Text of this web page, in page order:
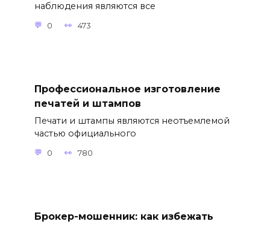
наблюдения являются все
0 473
Профессиональное изготовление
печатей и штампов
Печати и штампы являются неотъемлемой
частью официального
0 780
Брокер-мошенник: как избежать